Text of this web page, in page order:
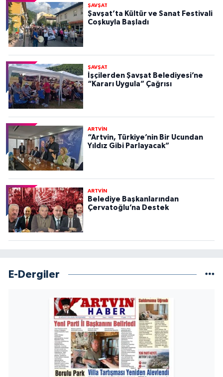
ŞAVŞAT
Şavşat’ta Kültür ve Sanat Festivali
Coşkuyla Başladı
ŞAVŞAT
İşçilerden Şavşat Belediyesi’ne
“Kararı Uygula” Çağrısı
ARTVİN
“Artvin, Türkiye’nin Bir Ucundan
Yıldız Gibi Parlayacak”
ARTVİN
Belediye Başkanlarından
Çervatoğlu’na Destek
E-Dergiler